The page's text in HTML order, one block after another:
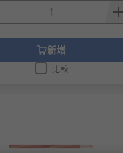
新增
比較